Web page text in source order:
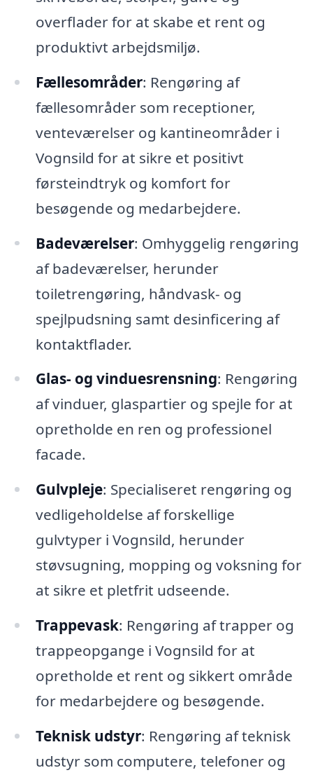
overflader for at skabe et rent og
produktivt arbejdsmiljø.
Fællesområder: Rengøring af
fællesområder som receptioner,
venteværelser og kantineområder i
Vognsild for at sikre et positivt
førsteindtryk og komfort for
besøgende og medarbejdere.
Badeværelser: Omhyggelig rengøring
af badeværelser, herunder
toiletrengøring, håndvask- og
spejlpudsning samt desinficering af
kontaktflader.
Glas- og vinduesrensning: Rengøring
af vinduer, glaspartier og spejle for at
opretholde en ren og professionel
facade.
Gulvpleje: Specialiseret rengøring og
vedligeholdelse af forskellige
gulvtyper i Vognsild, herunder
støvsugning, mopping og voksning for
at sikre et pletfrit udseende.
Trappevask: Rengøring af trapper og
trappeopgange i Vognsild for at
opretholde et rent og sikkert område
for medarbejdere og besøgende.
Teknisk udstyr: Rengøring af teknisk
udstyr som computere, telefoner og